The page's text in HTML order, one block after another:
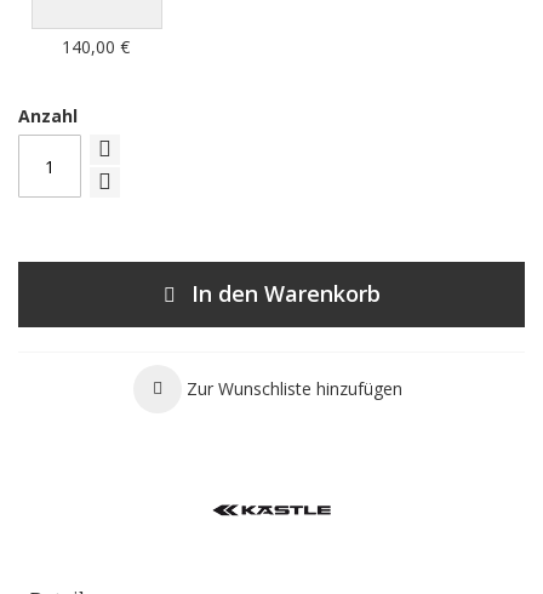
140,00 €
Anzahl
In den Warenkorb
Zur Wunschliste hinzufügen